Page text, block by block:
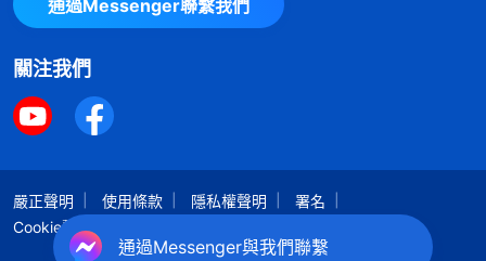
了，那你外面所受的苦也就獲得神的稱許了，裏面性
情没有變化，那你外面所受的苦再大、跑的路再多，
神也不稱許，人所受的苦没有神的印證，都歸于徒
勞。所以，你的代價是否蒙神稱許决定于你是否有變
化，决定于你是否實行真理，背叛自己的存心，背叛
自己的觀念，達到滿足神的心意，達到對神有認識，
達到對神忠心。
通過Messenger聯繫我們
關注我們
嚴正聲明 使用條款 隱私權聲明
署名
Cookie聲明
通過Messenger與我們聯繫